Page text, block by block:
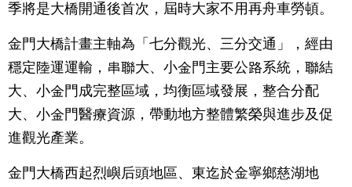
季將是大橋開通後首次，屆時大家不用再舟車勞頓。
金門大橋計畫主軸為「七分觀光、三分交通」，經由
穩定陸運運輸，串聯大、小金門主要公路系統，聯結
大、小金門成完整區域，均衡區域發展，整合分配
大、小金門醫療資源，帶動地方整體繁榮與進步及促
進觀光產業。
金門大橋西起烈嶼后頭地區、東迄於金寧鄉慈湖地